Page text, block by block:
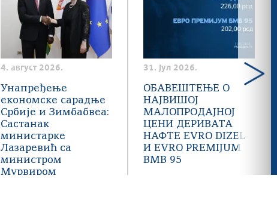
4. август 2026.
Унапређење
економске сарадње
Србије и Зимбабвеа:
Састанак
министарке
Лазаревић са
министром
Мурвиром
31. јул 2026.
ОБАВЕШТЕЊЕ О
НАЈВИШОЈ
МАЛОПРОДАЈНОЈ
ЦЕНИ ДЕРИВАТА
НАФТЕ EVRO DIZEL
И EVRO PREMIJUM
BMB 95